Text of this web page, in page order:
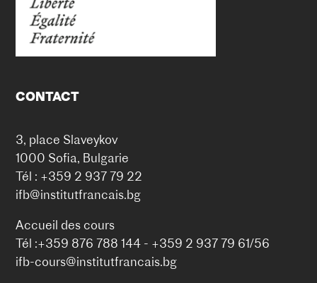
CONTACT
3, place Slaveykov
1000 Sofia, Bulgarie
Tél : +359 2 937 79 22
ifb@institutfrancais.bg
Accueil des cours
Tél :+359 876 788 144 - +359 2 937 79 61/56
ifb-cours@institutfrancais.bg